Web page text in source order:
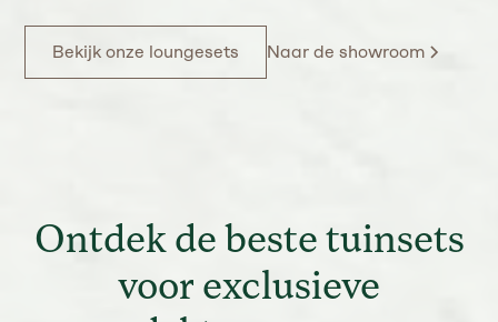
Bekijk onze loungesets Naar de showroom
Ontdek de beste tuinsets
voor exclusieve